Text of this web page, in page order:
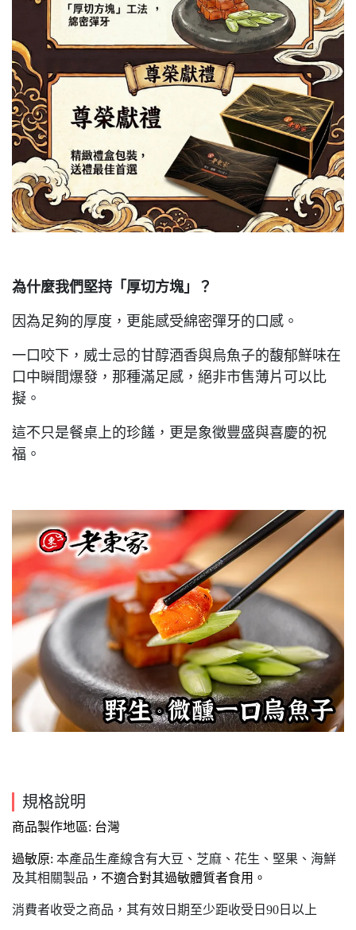
為什麼我們堅持「厚切方塊」？
因為足夠的厚度，更能感受綿密彈牙的口感。
一口咬下，威士忌的甘醇酒香與烏魚子的馥郁鮮味在
口中瞬間爆發，那種滿足感，絕非市售薄片可以比
擬。
這不只是餐桌上的珍饈，更是象徵豐盛與喜慶的祝
福。
規格說明
商品製作地區: 台灣
過敏原: 本產品生產線含有大豆、芝麻、花生、堅果、海鮮
及其相關製品 ，不適合對其過敏體質者食用。
消費者收受之商品，其有效日期至少距收受日90日以上